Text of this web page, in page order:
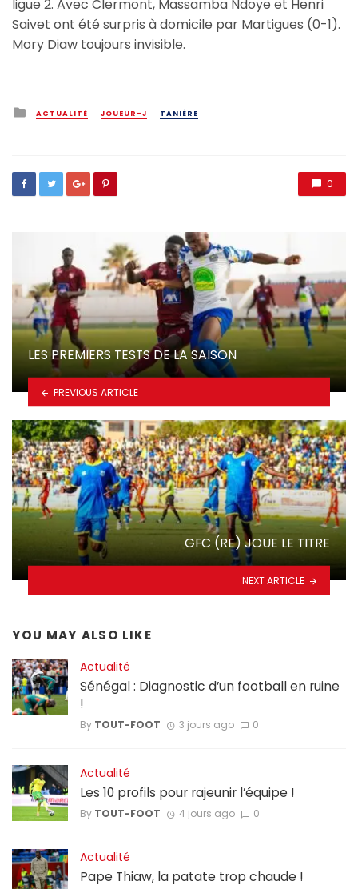
ligue 2. Avec Clermont, Massamba Ndoye et Henri
Saivet ont été surpris à domicile par Martigues (0-1).
Mory Diaw toujours invisible.
Posted
in
ACTUALITÉ JOUEUR-J TANIÈRE
0
LES PREMIERS TESTS DE LA SAISON
PREVIOUS ARTICLE
GFC (RE) JOUE LE TITRE
NEXT ARTICLE
YOU MAY ALSO LIKE
Actualité
Sénégal : Diagnostic d’un football en ruine
!
By TOUT-FOOT 3 jours ago 0
Actualité
Les 10 profils pour rajeunir l’équipe !
By TOUT-FOOT 4 jours ago 0
Actualité
Pape Thiaw, la patate trop chaude !